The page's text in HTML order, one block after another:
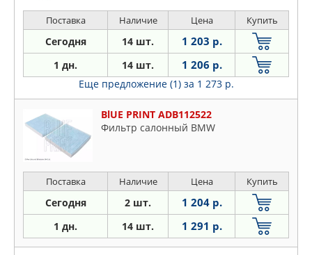
Поставка Наличие Цена Купить
Сегодня 14 шт. 1 203 р.
1 дн. 14 шт. 1 206 р.
Еще предложение (1) за 1 273 р.
BlUE PRINT ADB112522
Фильтр салонный BMW
Поставка Наличие Цена Купить
Сегодня 2 шт. 1 204 р.
1 дн. 14 шт. 1 291 р.